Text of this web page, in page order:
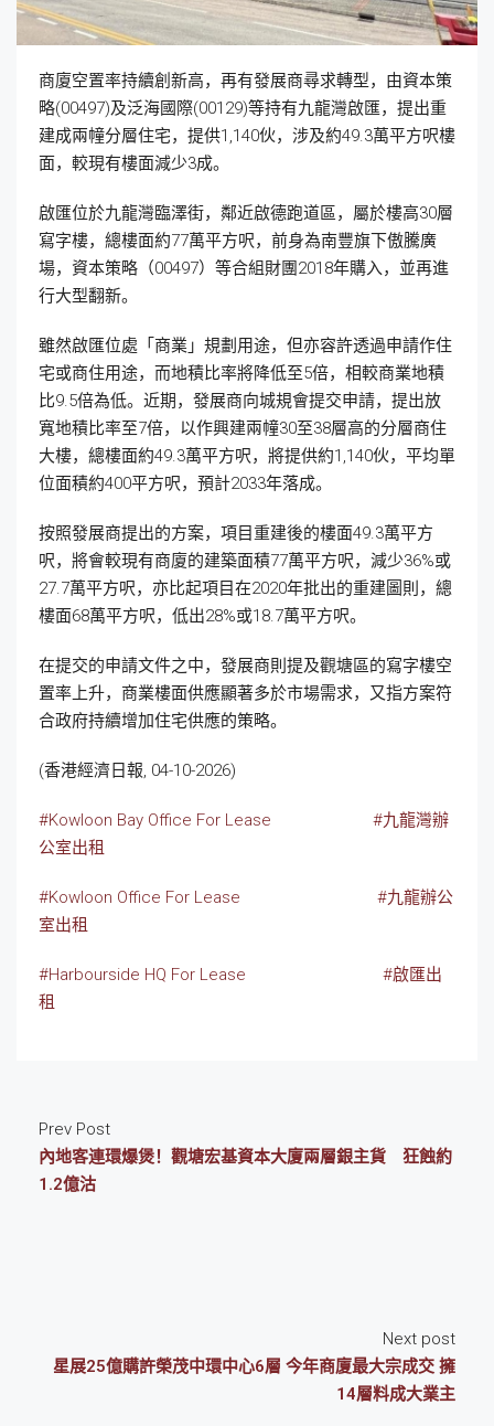
商廈空置率持續創新高，再有發展商尋求轉型，由資本策
略(00497)及泛海國際(00129)等持有九龍灣啟匯，提出重
建成兩幢分層住宅，提供1,140伙，涉及約49.3萬平方呎樓
面，較現有樓面減少3成。
啟匯位於九龍灣臨澤街，鄰近啟德跑道區，屬於樓高30層
寫字樓，總樓面約77萬平方呎，前身為南豐旗下傲騰廣
場，資本策略（00497）等合組財團2018年購入，並再進
行大型翻新。
雖然啟匯位處「商業」規劃用途，但亦容許透過申請作住
宅或商住用途，而地積比率將降低至5倍，相較商業地積
比9.5倍為低。近期，發展商向城規會提交申請，提出放
寬地積比率至7倍，以作興建兩幢30至38層高的分層商住
大樓，總樓面約49.3萬平方呎，將提供約1,140伙，平均單
位面積約400平方呎，預計2033年落成。
按照發展商提出的方案，項目重建後的樓面49.3萬平方
呎，將會較現有商廈的建築面積77萬平方呎，減少36%或
27.7萬平方呎，亦比起項目在2020年批出的重建圖則，總
樓面68萬平方呎，低出28%或18.7萬平方呎。
在提交的申請文件之中，發展商則提及觀塘區的寫字樓空
置率上升，商業樓面供應顯著多於市場需求，又指方案符
合政府持續增加住宅供應的策略。
(香港經濟日報, 04-10-2026)
#Kowloon Bay Office For Lease
#九龍灣辦
公室出租
#Kowloon Office For Lease
#九龍辦公
室出租
#Harbourside HQ For Lease
#啟匯出
租
Prev Post
內地客連環爆煲！觀塘宏基資本大廈兩層銀主貨 狂蝕約
1.2億沽
Next post
星展25億購許榮茂中環中心6層 今年商廈最大宗成交 擁
14層料成大業主